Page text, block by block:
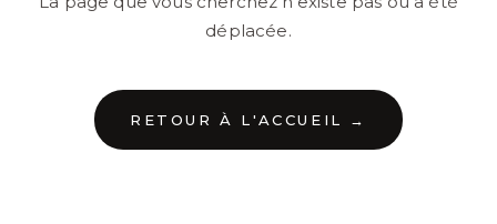
déplacée.
RETOUR À L'ACCUEIL →